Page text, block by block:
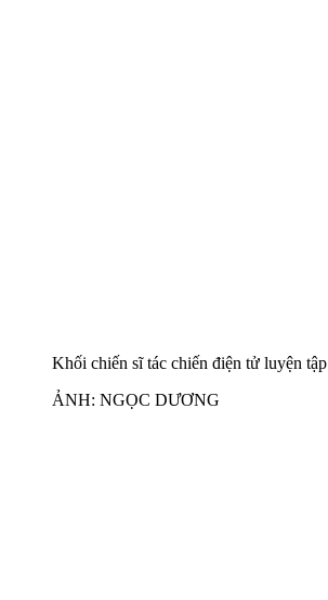
Khối chiến sĩ tác chiến điện tử luyện tập
ẢNH: NGỌC DƯƠNG